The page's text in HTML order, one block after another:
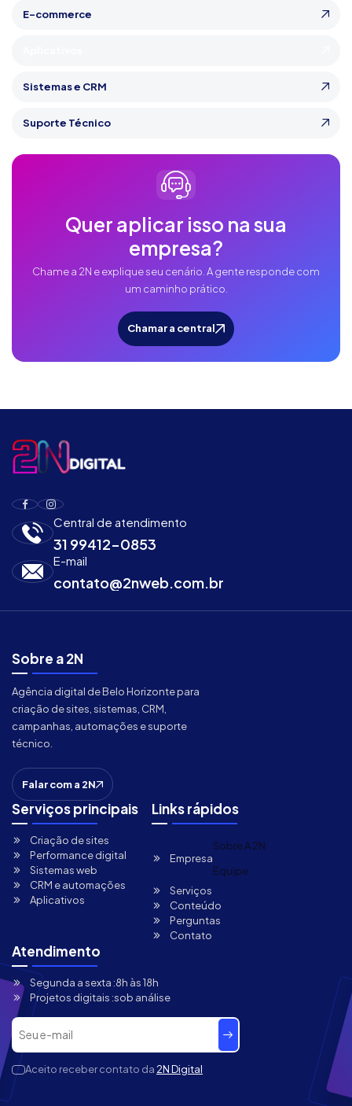
E-commerce
Sistemas e CRM
Suporte Técnico
Quer aplicar isso na sua
empresa?
Chame a 2N e explique seu cenário. A gente responde com
um caminho prático.
Chamar a central
Central de atendimento
31 99412-0853
E-mail
contato@2nweb.com.br
Sobre a 2N
Agência digital de Belo Horizonte para
criação de sites, sistemas, CRM,
campanhas, automações e suporte
técnico.
Falar com a 2N
Serviços principais
Criação de sites
Performance digital
Sistemas web
CRM e automações
Aplicativos
Links rápidos
Empresa
Sobre A 2N
Equipe
Serviços
Conteúdo
Perguntas
Contato
Atendimento
Segunda a sexta :8h às 18h
Projetos digitais :sob análise
Aceito receber contato da 2N Digital